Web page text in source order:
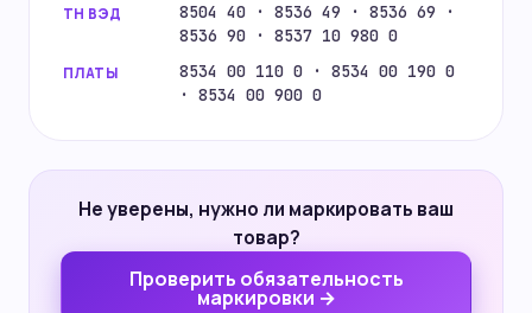
ТН ВЭД
8504 40 · 8536 49 · 8536 69 ·
8536 90 · 8537 10 980 0
ПЛАТЫ
8534 00 110 0 · 8534 00 190 0
· 8534 00 900 0
Не уверены, нужно ли маркировать ваш
товар?
Проверить обязательность
маркировки →